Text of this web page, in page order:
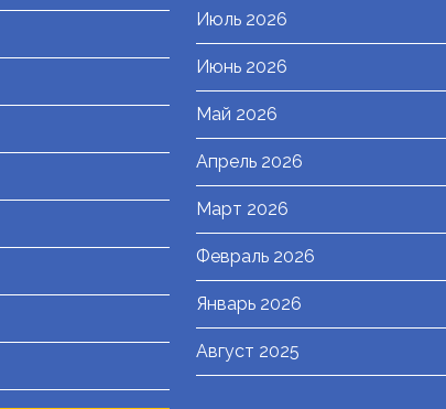
Июль 2026
Июнь 2026
Май 2026
Апрель 2026
Март 2026
Февраль 2026
Январь 2026
Август 2025